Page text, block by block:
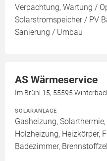
Verpachtung, Wartung /
Solarstromspeicher / PV
Sanierung / Umbau
AS Wärmeservice
Im Brühl 15, 55595
SOLARANLAGE
Gasheizung,
Holzheizung, Heizkörper,
Badezimmer,